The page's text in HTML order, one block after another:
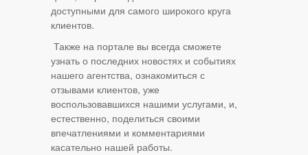
доступными для самого широкого круга
клиентов.
Также на портале вы всегда сможете
узнать о последних новостях и событиях
нашего агентства, ознакомиться с
отзывами клиентов, уже
воспользовавшихся нашими услугами, и,
естественно, поделиться своими
впечатлениями и комментариями
касательно нашей работы.